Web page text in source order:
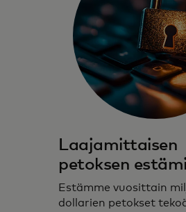
Laajamittaisen
petoksen
Estämme vuosittain
dollarien petokset